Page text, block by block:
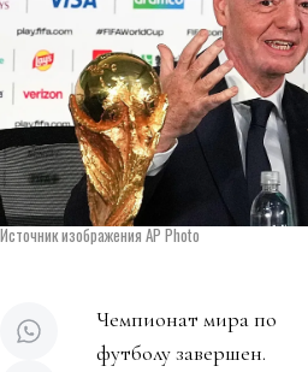
Источник изображения AP Photo
Чемпионат мира по
футболу завершен.